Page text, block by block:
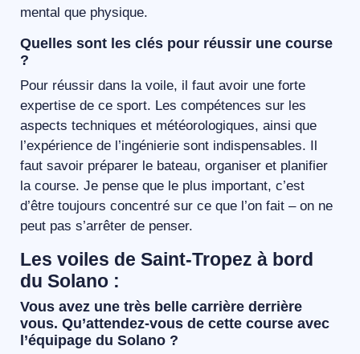
mental que physique.
Quelles sont les clés pour réussir une course
?
Pour réussir dans la voile, il faut avoir une forte
expertise de ce sport. Les compétences sur les
aspects techniques et météorologiques, ainsi que
l’expérience de l’ingénierie sont indispensables. Il
faut savoir préparer le bateau, organiser et planifier
la course. Je pense que le plus important, c’est
d’être toujours concentré sur ce que l’on fait – on ne
peut pas s’arrêter de penser.
Les voiles de Saint-Tropez à bord
du Solano :
Vous avez une très belle carrière derrière
vous. Qu’attendez-vous de cette course avec
l’équipage du Solano ?